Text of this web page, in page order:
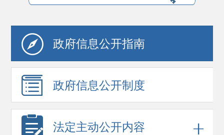
政府信息公开指南
政府信息公开制度
法定主动公开内容